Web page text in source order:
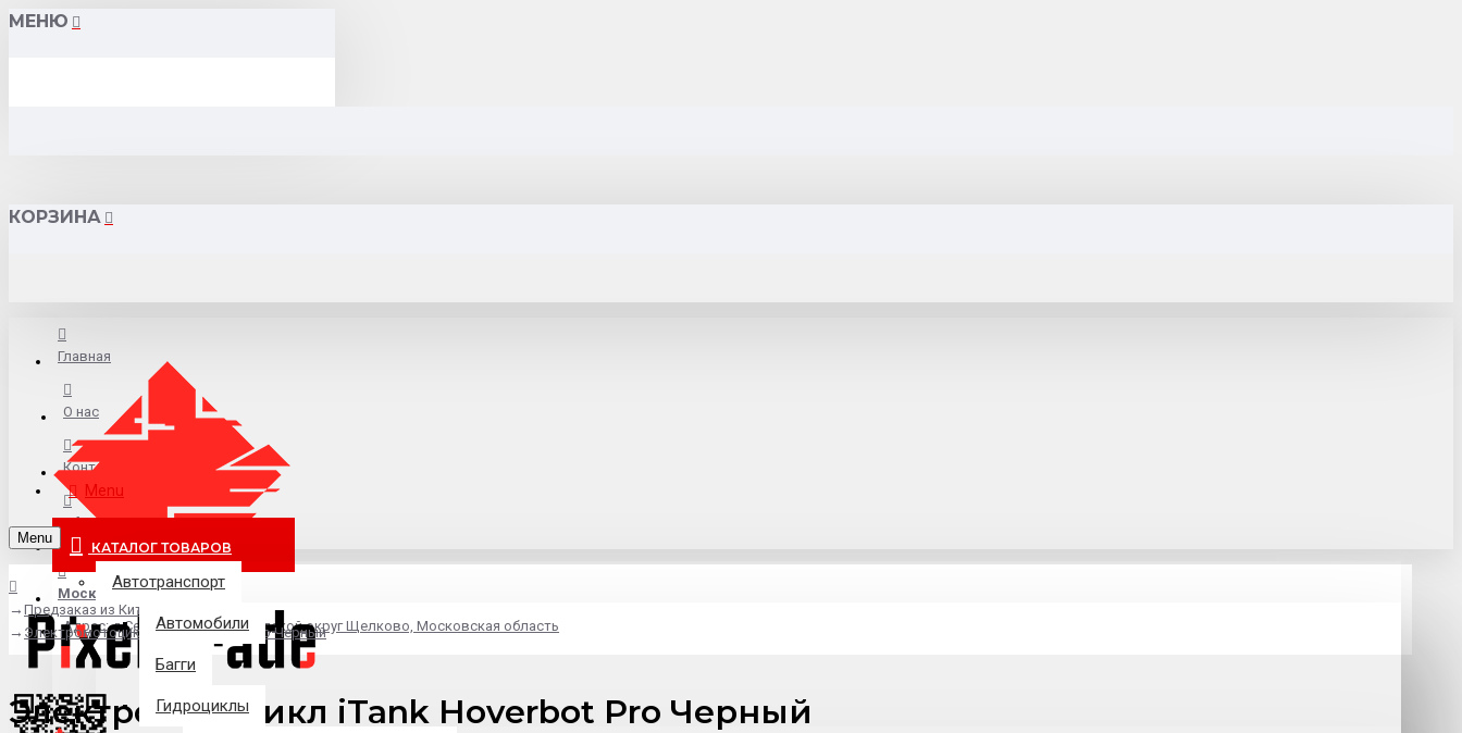
МЕНЮ
КОРЗИНА
Главная
О нас
Контакты
info@pixel-trade.ru
Москва
Адрес: д.Серково, вл1А, городской округ Щелково, Московская область
Menu
КАТАЛОГ ТОВАРОВ
Автотранспорт
Автомобили
Багги
Гидроциклы
Menu
Предзаказ из Китая
Электромотоцикл iTank Hoverbot Pro Черный
Электромотоцикл iTank Hoverbot Pro Черный